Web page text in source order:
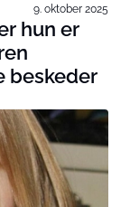
9. oktober 2025
hun er
beskeder